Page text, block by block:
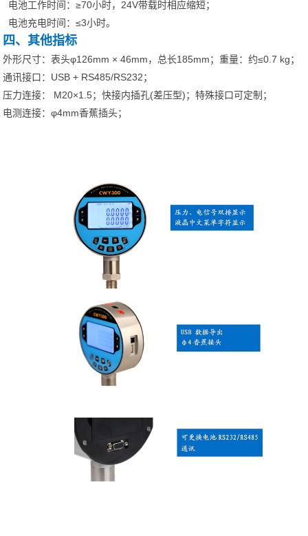
电池工作时间：≥70小时，24V带载时相应缩短；
电池充电时间：≤3小时。
四、其他指标
外形尺寸：表头φ126mm × 46mm，总长185mm；重量：约≤0.7 kg；
通讯接口：USB + RS485/RS232；
压力连接： M20×1.5；快接内插孔(差压型)；特殊接口可定制；
电测连接：φ4mm香蕉插头；